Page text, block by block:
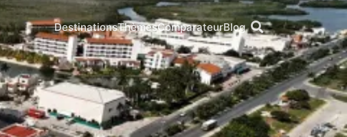
DestinationsThèmesComparateurBlog